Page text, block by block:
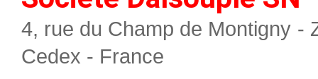
4, rue du Champ de Montigny -
Cedex - France